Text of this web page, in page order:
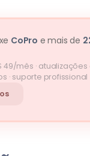
CoPro e mais de
49/mês · atualizações
· suporte profissional